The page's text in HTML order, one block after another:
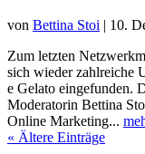
von Bettina Stoi | 10.
Zum letzten
sich wieder zahlreiche
e Gelato eingefunden.
Moderatorin Bettina
Online Marketing...
« Ältere Einträge